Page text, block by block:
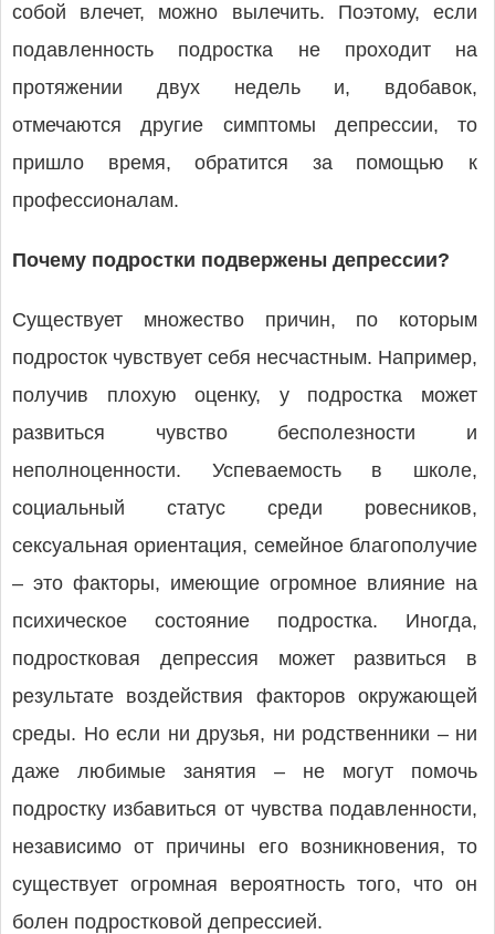
собой влечет, можно вылечить. Поэтому, если
подавленность подростка не проходит на
протяжении двух недель и, вдобавок,
отмечаются другие симптомы депрессии, то
пришло время, обратится за помощью к
профессионалам.
Почему подростки подвержены депрессии?
Существует множество причин, по которым
подросток чувствует себя несчастным. Например,
получив плохую оценку, у подростка может
развиться чувство бесполезности и
неполноценности. Успеваемость в школе,
социальный статус среди ровесников,
сексуальная ориентация, семейное благополучие
– это факторы, имеющие огромное влияние на
психическое состояние подростка. Иногда,
подростковая депрессия может развиться в
результате воздействия факторов окружающей
среды. Но если ни друзья, ни родственники – ни
даже любимые занятия – не могут помочь
подростку избавиться от чувства подавленности,
независимо от причины его возникновения, то
существует огромная вероятность того, что он
болен подростковой депрессией.